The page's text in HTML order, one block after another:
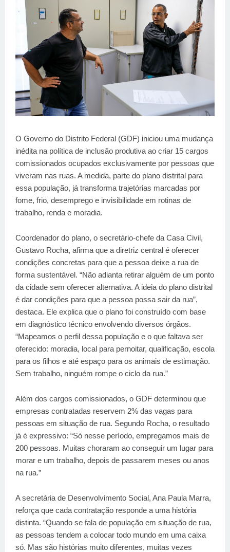
O Governo do Distrito Federal (GDF) iniciou uma mudança
inédita na política de inclusão produtiva ao criar 15 cargos
comissionados ocupados exclusivamente por pessoas que
viveram nas ruas. A medida, parte do plano distrital para
essa população, já transforma trajetórias marcadas por
fome, frio, desemprego e invisibilidade em rotinas de
trabalho, renda e moradia.
Coordenador do plano, o secretário-chefe da Casa Civil,
Gustavo Rocha, afirma que a diretriz central é oferecer
condições concretas para que a pessoa deixe a rua de
forma sustentável. “Não adianta retirar alguém de um ponto
da cidade sem oferecer alternativa. A ideia do plano distrital
é dar condições para que a pessoa possa sair da rua”,
destaca. Ele explica que o plano foi construído com base
em diagnóstico técnico envolvendo diversos órgãos.
“Mapeamos o perfil dessa população e o que faltava ser
oferecido: moradia, local para pernoitar, qualificação, escola
para os filhos e até espaço para os animais de estimação.
Sem trabalho, ninguém rompe o ciclo da rua.”
Além dos cargos comissionados, o GDF determinou que
empresas contratadas reservem 2% das vagas para
pessoas em situação de rua. Segundo Rocha, o resultado
já é expressivo: “Só nesse período, empregamos mais de
200 pessoas. Muitas choraram ao conseguir um lugar para
morar e um trabalho, depois de passarem meses ou anos
na rua.”
A secretária de Desenvolvimento Social, Ana Paula Marra,
reforça que cada contratação responde a uma história
distinta. “Quando se fala de população em situação de rua,
as pessoas tendem a colocar todo mundo em uma caixa
só. Mas são histórias muito diferentes, muitas vezes